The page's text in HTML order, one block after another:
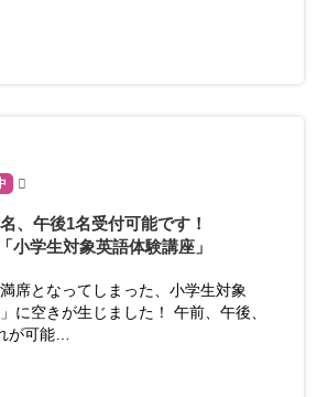
、午後1名受付可能です！
小学生対象英語体験講座」
席となってしまった、小学生対象
に空きが生じました！ 午前、午後、
が可能…